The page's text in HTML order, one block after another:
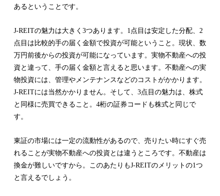
あるということです。
J-REITの魅力は大きく3つあります。1点目は安定した分配、2
点目は比較的手の届く金額で投資が可能ということ。現状、数
万円前後からの投資が可能になっています。実物不動産への投
資と違って、手の届く金額と言えると思います。不動産への実
物投資には、管理やメンテナンスなどのコストがかかります。
J-REITには当然かかりません。そして、3点目の魅力は、株式
と同様に売買できること。4桁の証券コードも株式と同じで
す。
東証の市場には一定の流動性があるので、売りたい時にすぐ売
れることが実物不動産への投資とは違うところです。不動産は
換金が難しいですから。このあたりもJ-REITのメリットの1つ
と言えるでしょう。